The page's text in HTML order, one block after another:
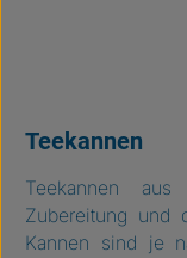
Teekannen
Teekannen
Zubereitung und
Kannen sind je